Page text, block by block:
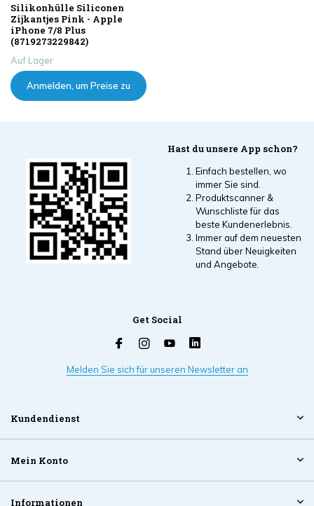
Silikonhülle Siliconen
Zijkantjes Pink - Apple
iPhone 7/8 Plus
(8719273229842)
Auf Lager
Anmelden, um Preise zu
Hast du unsere App schon?
Einfach bestellen, wo
immer Sie sind.
Produktscanner &
Wunschliste für das
beste Kundenerlebnis.
Immer auf dem neuesten
Stand über Neuigkeiten
und Angebote.
Get Social
Melden Sie sich für unseren Newsletter an
Kundendienst
Mein Konto
Informationen